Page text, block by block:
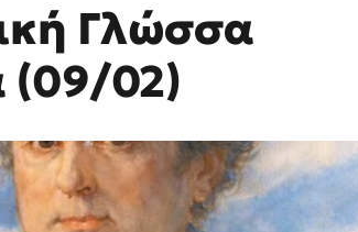
Γλώσσα
(09/02)